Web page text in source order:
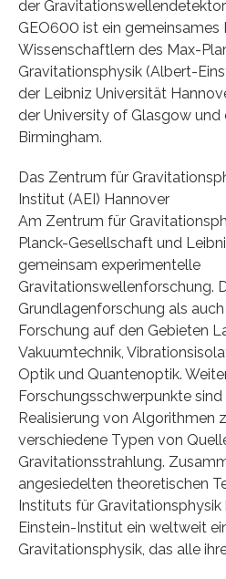
der
GEO600 ist ein gemeinsames
Wissenschaftlern des Max-
Gravitationsphysik (Albert-
der Leibniz Universität
der University of Glasgow und
Birmingham.
Das Zentrum für
Institut (AEI) Hannover
Am Zentrum für
Planck-Gesellschaft und
gemeinsam experimentelle
Gravitationswellenforschung.
Grundlagenforschung als
Forschung auf den Gebieten
Vakuumtechnik,
Optik und Quantenoptik.
Forschungsschwerpunkte
Realisierung von Algorithmen
verschiedene Typen von
Gravitationsstrahlung.
angesiedelten theoretischen
Instituts für
Einstein-Institut ein weltweit
Gravitationsphysik, das alle